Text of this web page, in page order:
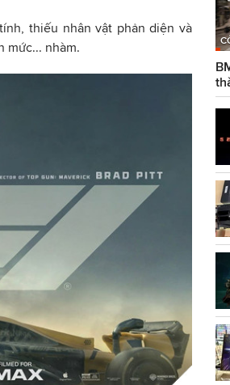
thiếu nhân vật phản diện và
mức... nhàm.